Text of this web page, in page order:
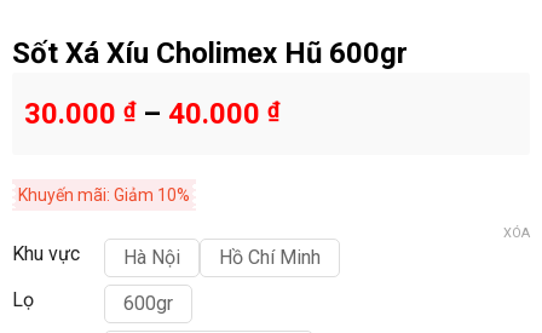
Sốt Xá Xíu Cholimex Hũ 600gr
30.000 ₫– 40.000 ₫
Khuyến mãi: Giảm 10%
Khu vực Hà Nội
Hồ Chí Minh
Lọ
600gr
XÓA